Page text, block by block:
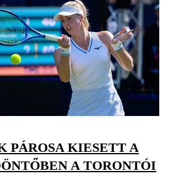
PÁROSA KIESETT A
A TORONTÓI